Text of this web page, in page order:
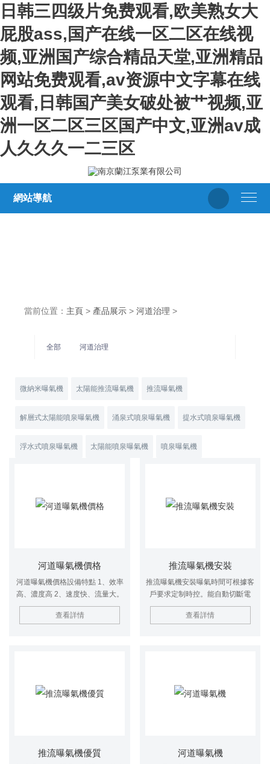
日韩三四级片免费观看,欧美熟女大
屁股ass,国产在线一区二区在线视
频,亚洲国产综合精品天堂,亚洲精品
网站免费观看,av资源中文字幕在线
观看,日韩国产美女破处被艹视频,亚
洲一区二区三区国产中文,亚洲av成
人久久久一二三区
網站導航
當前位置： 主頁 > 產品展示 >河道治理 >
全部 河道治理
微納米曝氣機 太陽能推流曝氣機 推流曝氣機
解層式太陽能噴泉曝氣機 涌泉式噴泉曝氣機 提水式噴泉曝氣機
浮水式噴泉曝氣機 太陽能噴泉曝氣機 噴泉曝氣機
河道曝氣機價格
河道曝氣機價格設備特點 1、效率
高、濃度高 2、速度快、流量大。
3、氣源選擇多樣化(氧氣、氧、空
氣等)。 4、氣泡上升速度慢、存留
查看詳情
推流曝氣機安裝
推流曝氣機安裝曝氣時間可根據客
戶要求定制時控。能自動切斷電
源，起到保護電機免遭意外損壞的
作用。工作時，葉輪在電機的驅動
查看詳情
推流曝氣機優質 河道曝氣機